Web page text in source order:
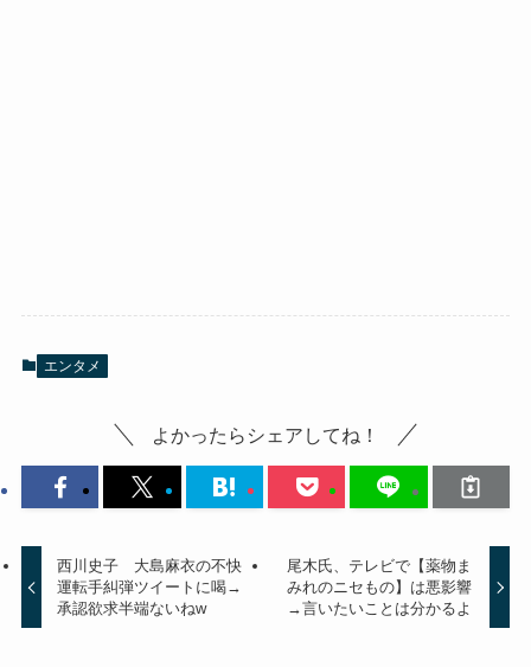
エンタメ
よかったらシェアしてね！
西川史子 大島麻衣の不快
運転手糾弾ツイートに喝→
承認欲求半端ないねw
尾木氏、テレビで【薬物ま
みれのニセもの】は悪影響
→言いたいことは分かるよ